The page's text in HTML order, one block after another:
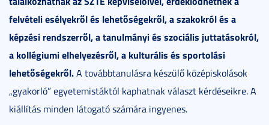
felvételi esélyekről és lehetőségekről, a szakokról és a
képzési rendszerről, a tanulmányi és szociális juttatásokról,
a kollégiumi elhelyezésről, a kulturális és sportolási
lehetőségekről.A továbbtanulásra készülő középiskolások
„gyakorló” egyetemistáktól kaphatnak választ kérdéseikre. A
kiállítás minden látogató számára ingyenes.